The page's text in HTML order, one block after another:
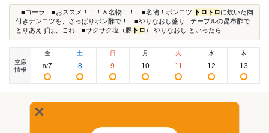
...■コーラ ■おススメ！！！＆名物！！ ■名物！ポンコツ トロ トロに炊いた肉
付きナンコツを、さっぱりポン酢で！ ■やりなおし盛り...テーブルの昆布酢で
とりあえずは、これ ■サクサク塩（豚 トロ ） やりなおし といったら...
空席
情報
金
8/7
土
8
日
9
月
10
火
11
水
12
木
13